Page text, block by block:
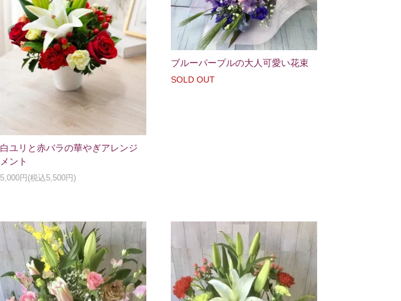
白ユリと赤バラの華やぎアレンジ
メント
5,000円(税込5,500円)
ブルーパープルの大人可愛い花束
SOLD OUT